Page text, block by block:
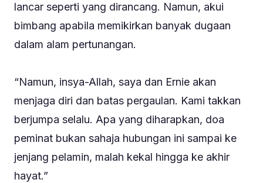
lancar seperti yang dirancang. Namun, akui
bimbang apabila memikirkan banyak dugaan
dalam alam pertunangan.
“Namun, insya-Allah, saya dan Ernie akan
menjaga diri dan batas pergaulan. Kami takkan
berjumpa selalu. Apa yang diharapkan, doa
peminat bukan sahaja hubungan ini sampai ke
jenjang pelamin, malah kekal hingga ke akhir
hayat.”